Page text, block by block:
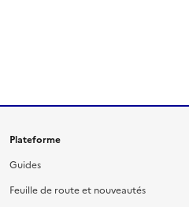
Plateforme
Guides
Feuille de route et nouveautés